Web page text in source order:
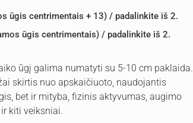
ūgis centrimentais + 13) / padalinkite iš 2.
ūgis centrimentais) / padalinkite iš 2.
ūgį galima numatyti su 5-10 cm paklaida.
skirtis nuo apskaičiuoto, naudojantis
bet ir mityba, fizinis aktyvumas, augimo
kiti veiksniai.